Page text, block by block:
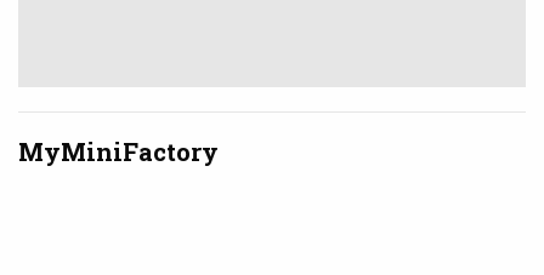
MyMiniFactory